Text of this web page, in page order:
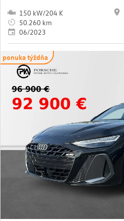
150 kW/204 K
50.260 km
06/2023
ponuka týždňa